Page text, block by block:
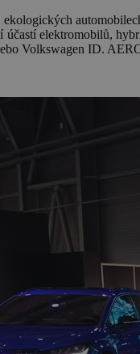
ekologických
účastí elektromobilů,
Volkswagen ID.